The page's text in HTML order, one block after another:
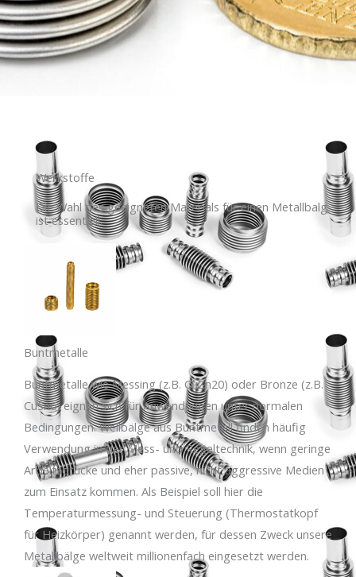
Werkstoffe
Die Wahl des geeigneten Materials für einen Metallbalg
ist essentiell.
Buntmetalle
Buntmetalle wie Messing (z.B. CuZn20) oder Bronze (z.B.
CuSn6) eignen sich für Anwendungen unter normalen
Bedingungen. Wellbälge aus Buntmetall finden häufig
Verwendung in der Mess- und Regeltechnik, wenn geringe
Arbeitsdrücke und eher passive, nicht aggressive Medien
zum Einsatz kommen. Als Beispiel soll hier die
Temperaturmessung- und Steuerung (Thermostatkopf
für Heizkörper) genannt werden, für dessen Zweck unsere
Metallbälge weltweit millionenfach eingesetzt werden.